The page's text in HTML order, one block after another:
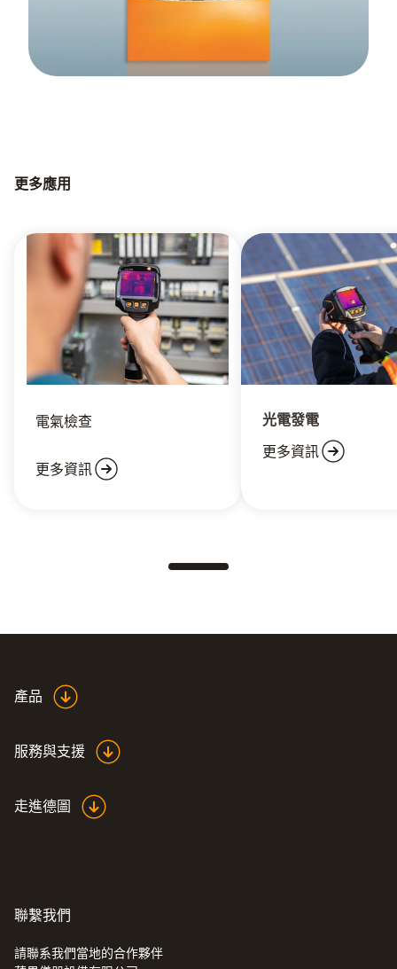
更多應用
電氣檢查
更多資訊
光電發電
更多資訊
產品
服務與支援
走進德圖
聯繫我們
請聯系我們當地的合作夥伴